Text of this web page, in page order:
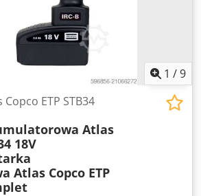
1 /9
Atlas
18V
Atlas Copco ETP